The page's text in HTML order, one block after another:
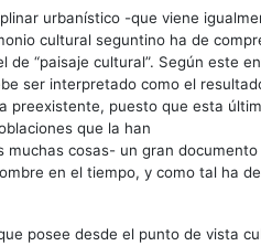
urbanístico -que viene
cultural seguntino ha de
“paisaje cultural”. Según este
ser interpretado como el
preexistente, puesto que esta
que la han
cosas- un gran documento
en el tiempo, y como tal ha
posee desde el punto de vista